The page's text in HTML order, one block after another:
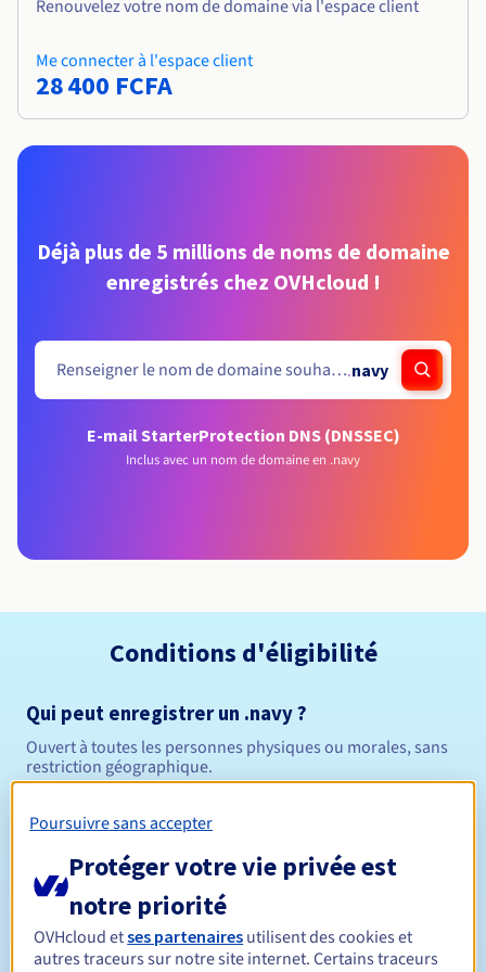
Renouvelez votre nom de domaine via l'espace client
Me connecter à l'espace client
28 400 FCFA
Déjà plus de 5 millions de noms de domaine
enregistrés chez OVHcloud !
.navy
E-mail StarterProtection DNS (DNSSEC)
Inclus avec un nom de domaine en .navy
Conditions d'éligibilité
Qui peut enregistrer un .navy ?
Ouvert à toutes les personnes physiques ou morales, sans
restriction géographique.
Règles de gestion et notifications
Durée de réservation Entre 1 et 10 ans
Durée de renouvellement Entre 1 et 10 ans
Poursuivre sans accepter
Protéger votre vie privée est
notre priorité
OVHcloud etses partenaires utilisent des cookies et
autres traceurs sur notre site internet. Certains traceurs